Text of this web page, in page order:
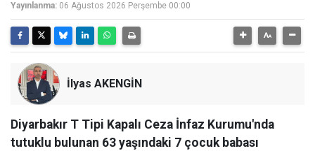
Yayınlanma: 06 Ağustos 2026 Perşembe 00:00
İlyas AKENGİN
Diyarbakır T Tipi Kapalı Ceza İnfaz Kurumu'nda
tutuklu bulunan 63 yaşındaki 7 çocuk babası